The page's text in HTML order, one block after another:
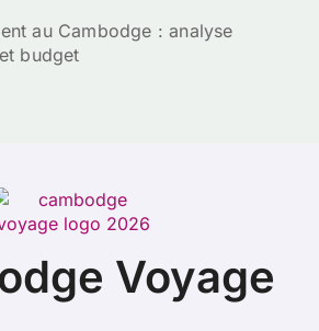
au Cambodge : analyse
budget
Voyage